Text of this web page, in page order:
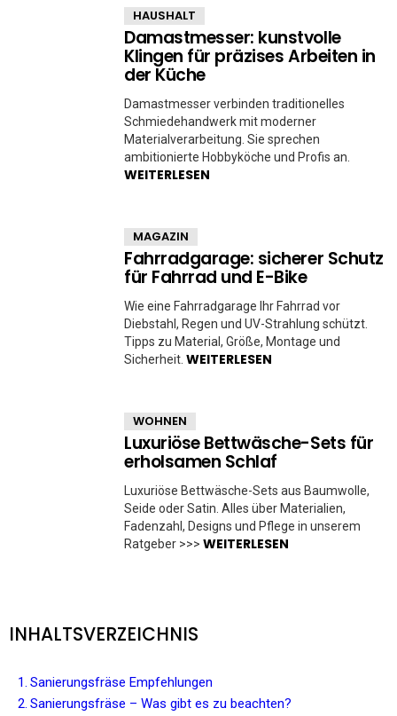
HAUSHALT
Damastmesser: kunstvolle
Klingen für präzises Arbeiten in
der Küche
Damastmesser verbinden traditionelles
Schmiedehandwerk mit moderner
Materialverarbeitung. Sie sprechen
ambitionierte Hobbyköche und Profis an.
WEITERLESEN
MAGAZIN
Fahrradgarage: sicherer Schutz
für Fahrrad und E-Bike
Wie eine Fahrradgarage Ihr Fahrrad vor
Diebstahl, Regen und UV-Strahlung schützt.
Tipps zu Material, Größe, Montage und
Sicherheit. WEITERLESEN
WOHNEN
Luxuriöse Bettwäsche-Sets für
erholsamen Schlaf
Luxuriöse Bettwäsche-Sets aus Baumwolle,
Seide oder Satin. Alles über Materialien,
Fadenzahl, Designs und Pflege in unserem
Ratgeber >>> WEITERLESEN
INHALTSVERZEICHNIS
Sanierungsfräse Empfehlungen
Sanierungsfräse – Was gibt es zu beachten?